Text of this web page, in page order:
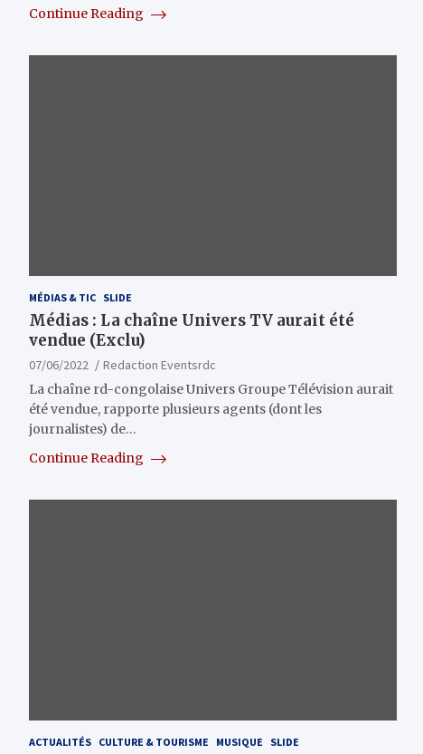
Continue Reading
MÉDIAS & TIC SLIDE
Médias : La chaîne Univers TV aurait été
vendue (Exclu)
07/06/2022
Redaction Eventsrdc
La chaîne rd-congolaise Univers Groupe Télévision aurait
été vendue, rapporte plusieurs agents (dont les
journalistes) de…
Continue Reading
ACTUALITÉS CULTURE & TOURISME MUSIQUE SLIDE